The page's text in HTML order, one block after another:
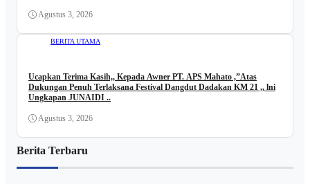
Agustus 3, 2026
BERITA UTAMA
Ucapkan Terima Kasih,, Kepada Awner PT. APS Mahato ,”Atas
Dukungan Penuh Terlaksana Festival Dangdut Dadakan KM 21 ,, lni
Ungkapan JUNAIDI ..
Agustus 3, 2026
Berita Terbaru